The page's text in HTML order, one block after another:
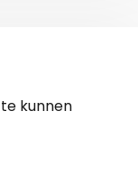
kunnen